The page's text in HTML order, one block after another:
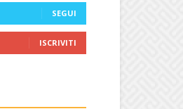
SEGUI
ISCRIVITI